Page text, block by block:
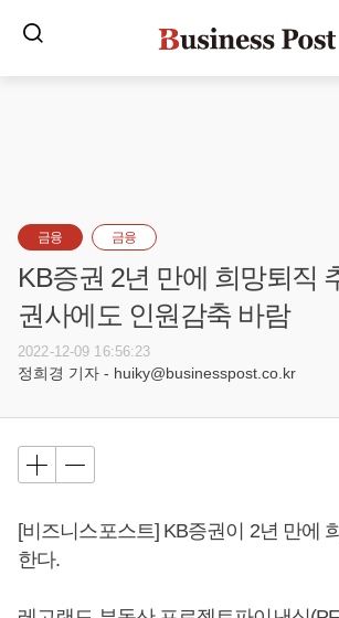
금융 금융
KB증권 2년 만에 희망퇴직
권사에도 인원감축 바람
2022-12-09 16:56:23
정희경 기자 - huiky@businesspost.co.kr
[비즈니스포스트] KB증권이 2년 만에
한다.